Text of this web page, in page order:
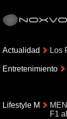
Actualidad Los
Entretenimiento
Lifestyle M
F1